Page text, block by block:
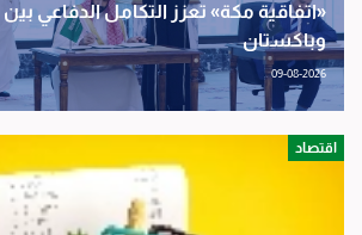
«اتفاقية مكة» تعزز التكامل الدفاعي
وباكستان
09-08-2026
اقتصاد